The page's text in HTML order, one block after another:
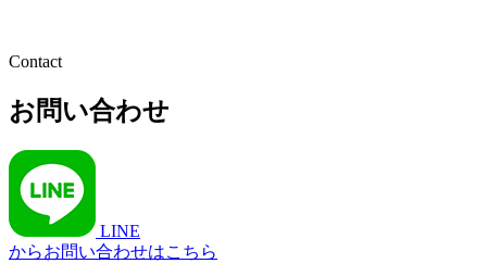
Contact
お問い合わせ
LINE
からお問い合わせはこちら